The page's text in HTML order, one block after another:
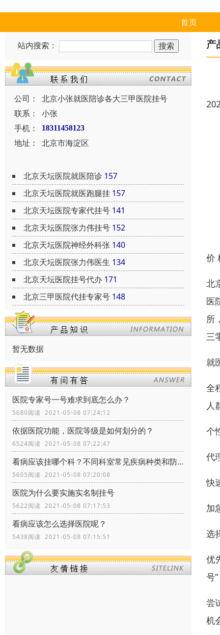
首页
站内搜索：
公司：
北京小张就医陪诊各大三甲医院挂号
联系：
小张
手机：
18311458123
地址： 北京市海淀区
北京天坛医院就医陪诊 157
北京天坛医院就医跑腿挂 157
北京天坛医院专家代挂号 141
北京天坛医院张力伟挂号 152
北京天坛医院神经外科张 140
北京天坛医院张力伟医生 134
北京天坛医院挂号代办 171
北京三甲医院代挂专家号 148
暂无数据
医院专家号一号难求到底怎么办？
5680阅读 2021-05-08 07:24:12
依据医院功能，医院等级是如何划分的？
6524阅读 2021-05-08 07:22:47
看病应该挂哪个科？不同科室常见疾病种类和防治
5605阅读 2021-05-08 07:20:08
医院为什么要实施实名制挂号
5622阅读 2021-05-08 07:17:53
看病应该怎么选择医院呢？
5438阅读 2021-05-08 07:15:51
产
价
北
医
所
三
就
全
人
个
代
快
加
选
优
号
尝
机